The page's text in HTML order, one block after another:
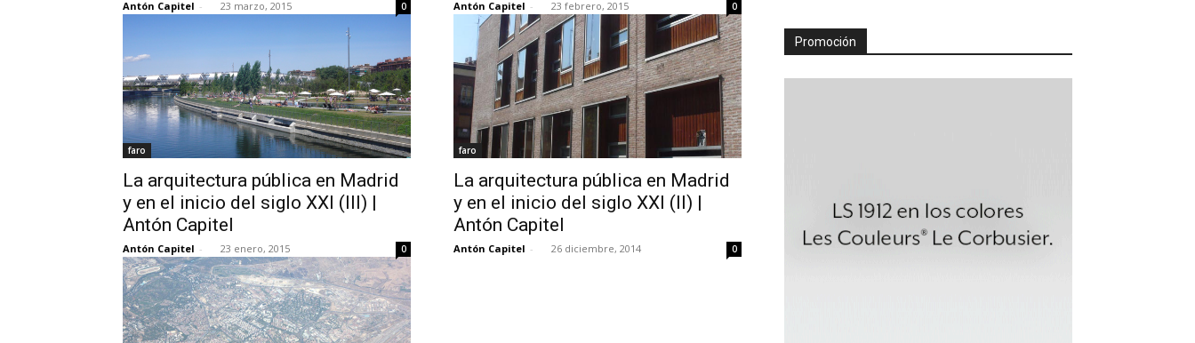
Antón Capitel - 23 marzo, 2015 0 Antón Capitel - 23 febrero, 2015 0
faro
La arquitectura pública en Madrid
y en el inicio del siglo XXI (III) |
Antón Capitel
Antón Capitel - 23 enero, 2015 0
faro
La arquitectura pública en Madrid
y en el inicio del siglo XXI (II) |
Antón Capitel
Antón Capitel - 26 diciembre, 2014 0
Promoción